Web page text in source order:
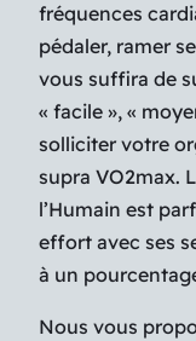
fréquences
pédaler, ramer
vous suffira de
« facile », «
solliciter votre
supra VO2max.
l’Humain est
effort avec ses
à un
Nous vous